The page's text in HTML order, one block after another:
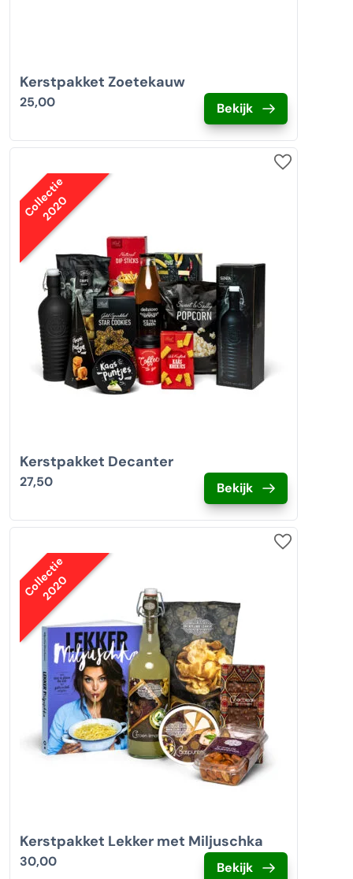
Kerstpakket Zoetekauw
25,00 Bekijk
Collectie
2020
Kerstpakket Decanter
27,50 Bekijk
Collectie
2020
Kerstpakket Lekker met Miljuschka
30,00 Bekijk